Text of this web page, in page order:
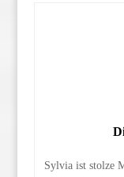
Sylvia ist stolze